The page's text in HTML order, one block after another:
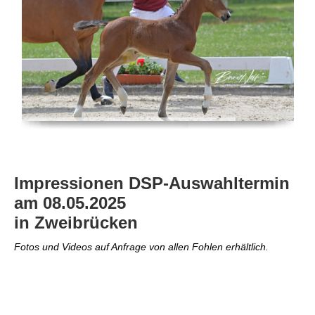
Impressionen DSP-Auswahltermin
am 08.05.2025
in Zweibrücken
Fotos und Videos auf Anfrage von allen Fohlen erhältlich.